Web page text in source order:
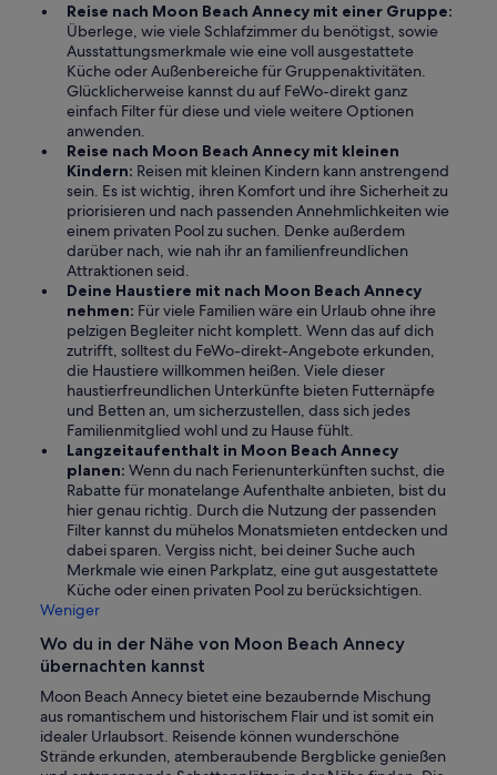
Reise nach Moon Beach Annecy mit einer Gruppe:
Überlege, wie viele Schlafzimmer du benötigst, sowie
Ausstattungsmerkmale wie eine voll ausgestattete
Küche oder Außenbereiche für Gruppenaktivitäten.
Glücklicherweise kannst du auf FeWo-direkt ganz
einfach Filter für diese und viele weitere Optionen
anwenden.
Reise nach Moon Beach Annecy mit kleinen
Kindern: Reisen mit kleinen Kindern kann anstrengend
sein. Es ist wichtig, ihren Komfort und ihre Sicherheit zu
priorisieren und nach passenden Annehmlichkeiten wie
einem privaten Pool zu suchen. Denke außerdem
darüber nach, wie nah ihr an familienfreundlichen
Attraktionen seid.
Deine Haustiere mit nach Moon Beach Annecy
nehmen: Für viele Familien wäre ein Urlaub ohne ihre
pelzigen Begleiter nicht komplett. Wenn das auf dich
zutrifft, solltest du FeWo-direkt-Angebote erkunden,
die Haustiere willkommen heißen. Viele dieser
haustierfreundlichen Unterkünfte bieten Futternäpfe
und Betten an, um sicherzustellen, dass sich jedes
Familienmitglied wohl und zu Hause fühlt.
Langzeitaufenthalt in Moon Beach Annecy
planen: Wenn du nach Ferienunterkünften suchst, die
Rabatte für monatelange Aufenthalte anbieten, bist du
hier genau richtig. Durch die Nutzung der passenden
Filter kannst du mühelos Monatsmieten entdecken und
dabei sparen. Vergiss nicht, bei deiner Suche auch
Merkmale wie einen Parkplatz, eine gut ausgestattete
Küche oder einen privaten Pool zu berücksichtigen.
Weniger
Wo du in der Nähe von Moon Beach Annecy
übernachten kannst
Moon Beach Annecy bietet eine bezaubernde Mischung
aus romantischem und historischem Flair und ist somit ein
idealer Urlaubsort. Reisende können wunderschöne
Strände erkunden, atemberaubende Bergblicke genießen